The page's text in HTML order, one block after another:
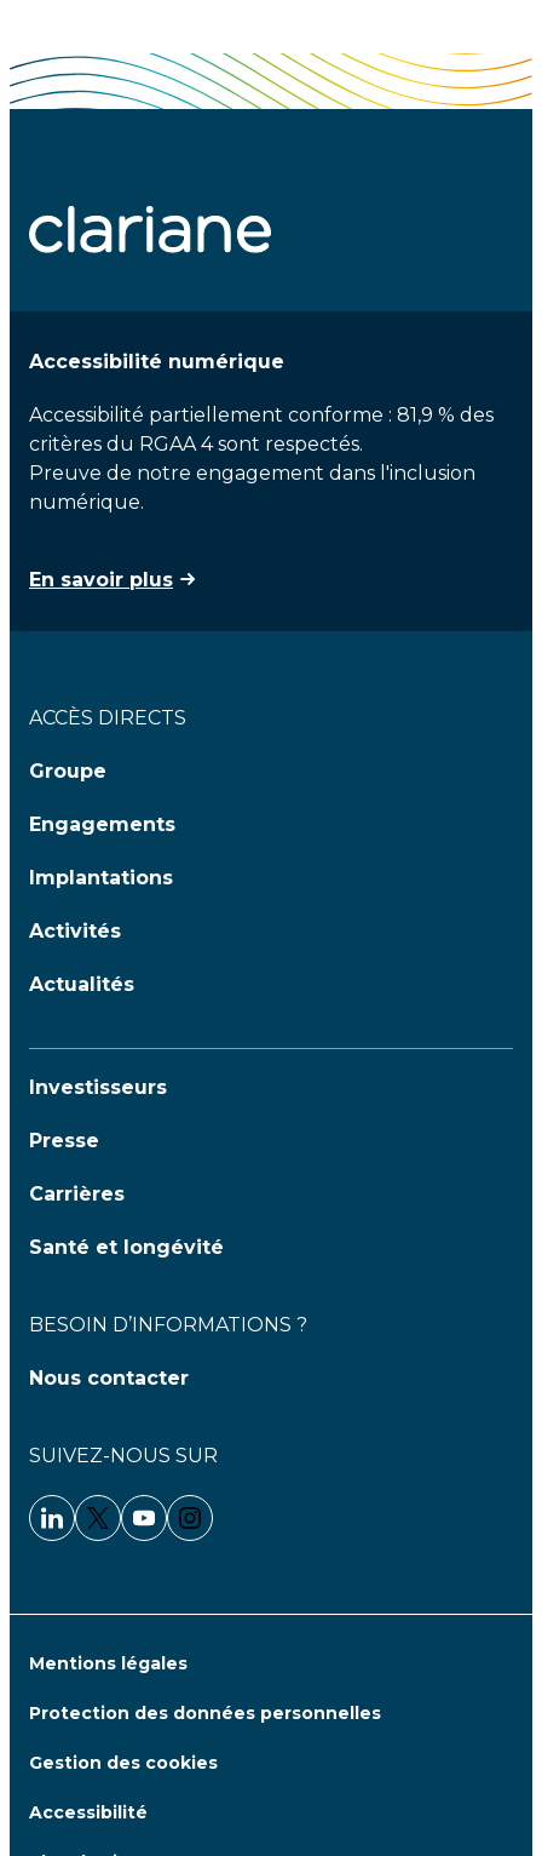
Accessibilité numérique
Accessibilité partiellement conforme : 81,9 % des
critères du RGAA 4 sont respectés.
Preuve de notre engagement dans l'inclusion
numérique.
En savoir plus
ACCÈS DIRECTS
Groupe
Engagements
Implantations
Activités
Actualités
Investisseurs
Presse
Carrières
Santé et longévité
BESOIN D’INFORMATIONS ?
Nous contacter
SUIVEZ-NOUS SUR
Linkedin - Clariane
Twitter - Clariane
Youtube - Clariane
Instagram - Clariane
Mentions légales
Protection des données personnelles
Gestion des cookies
Accessibilité